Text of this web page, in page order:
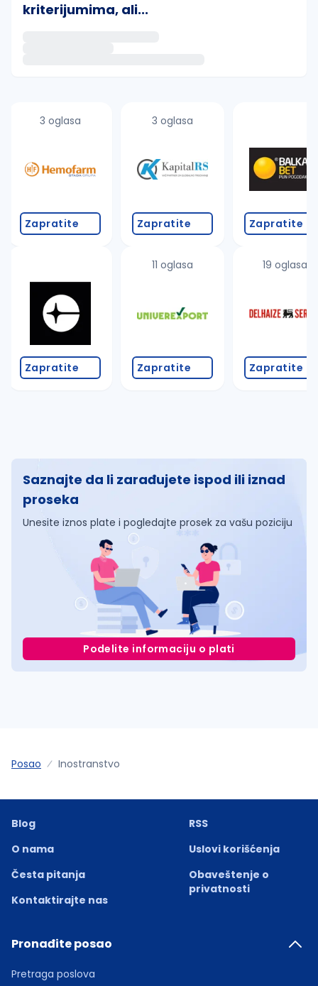
kriterijumima, ali...
proverite pravopisne greške (koristite č, ć, š, đ,
promenite odabrane filtere pretrage
3 oglasa
Zapratite
Zapratite
3 oglasa
Zapratite
11 oglasa
Zapratite
Zapratite
19 oglasa
Zapratite
Saznajte da li zarađujete ispod ili iznad
proseka
Unesite iznos plate i pogledajte prosek za vašu poziciju
Podelite informaciju o plati
Posao Inostranstvo
Blog
O nama
Česta pitanja
Kontaktirajte nas
RSS
Uslovi korišćenja
Obaveštenje o
privatnosti
Pronađite posao
Pretraga poslova